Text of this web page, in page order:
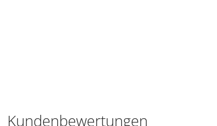
Kundenbewertungen